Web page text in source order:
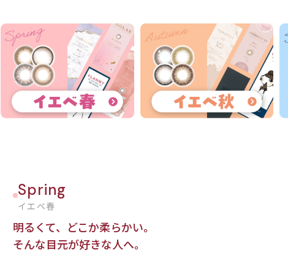
Spring
イエベ春
明るくて、どこか柔らかい。
そんな目元が好きな人へ。